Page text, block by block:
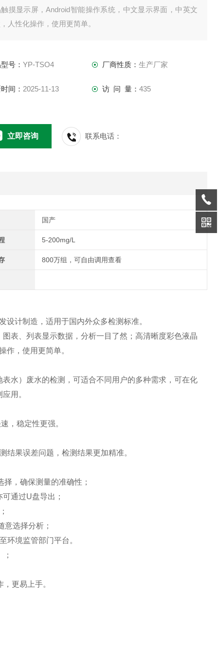
摸显示屏，Android智能操作系统，中文显示界面，中英文
人性化操作，使用更简单。
号：YP-TSO4 厂商性质： 生产厂家
间： 2025-11-13 访 问 量： 435
立即咨询 联系电话：
国产
5-200mg/L
800万组，可自由调用查看
设计制造，适用于国内外众多检测标准。
表、列表显示数据，分析一目了然；高清晰度彩色液晶
作，使用更简单。
水）废水的检测，可适合不同用户的多种需求，可在化
用。
，稳定性更强。
结果误差问题，检测结果更加精准。
，确保测量的准确性；
通过U盘导出；
选择分析；
环境监管部门平台。
更易上手。